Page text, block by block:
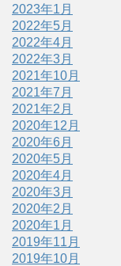
2023年1月
2022年5月
2022年4月
2022年3月
2021年10月
2021年7月
2021年2月
2020年12月
2020年6月
2020年5月
2020年4月
2020年3月
2020年2月
2020年1月
2019年11月
2019年10月